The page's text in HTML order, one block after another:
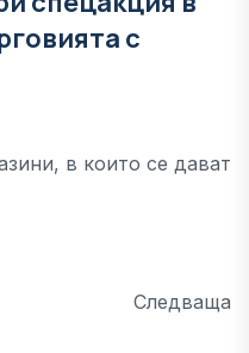
с
в които се дават
Следваща